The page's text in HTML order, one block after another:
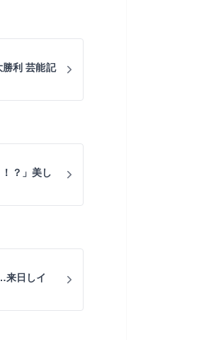
利 芸能記
？」美し
来日しイ